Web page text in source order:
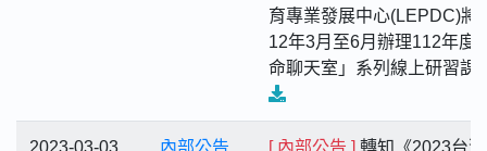
育專業發展中心(LEPDC)將
12年3月至6月辦理112年度
命聊天室」系列線上研習課
2023-03-03 內部公告 [ 內部公告 ] 轉知《2023台